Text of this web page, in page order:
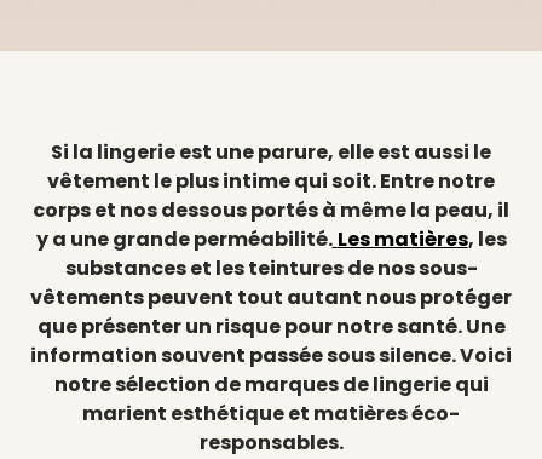
Si la lingerie est une parure, elle est aussi le
vêtement le plus intime qui soit. Entre notre
corps et nos dessous portés à même la peau, il
y a une grande perméabilité. Les matières, les
substances et les teintures de nos sous-
vêtements peuvent tout autant nous protéger
que présenter un risque pour notre santé. Une
information souvent passée sous silence. Voici
notre sélection de marques de lingerie qui
marient esthétique et matières éco-
responsables.